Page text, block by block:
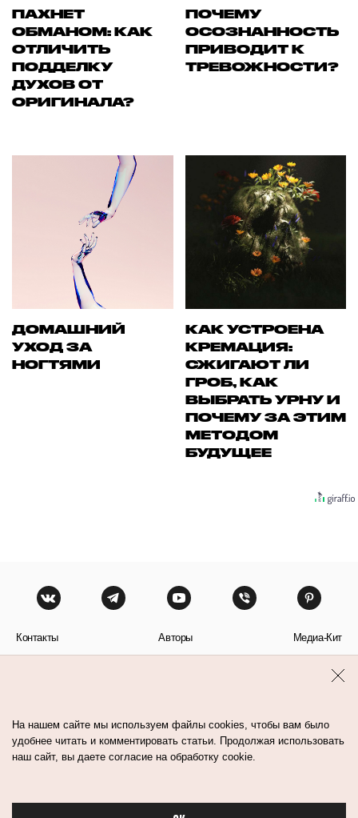
ПАХНЕТ
ОБМАНОМ: КАК
ОТЛИЧИТЬ
ПОДДЕЛКУ
ДУХОВ ОТ
ОРИГИНАЛА?
ПОЧЕМУ
ОСОЗНАННОСТЬ
ПРИВОДИТ К
ТРЕВОЖНОСТИ?
ДОМАШНИЙ
УХОД ЗА
НОГТЯМИ
КАК УСТРОЕНА
КРЕМАЦИЯ:
СЖИГАЮТ ЛИ
ГРОБ, КАК
ВЫБРАТЬ УРНУ И
ПОЧЕМУ ЗА ЭТИМ
МЕТОДОМ
БУДУЩЕЕ
Контакты Авторы Медиа-Кит
На нашем сайте мы используем файлы cookies, чтобы вам было
удобнее читать и комментировать статьи. Продолжая использовать
наш сайт, вы даете согласие на обработку cookie.